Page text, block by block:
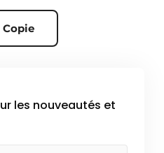
Copie
les nouveautés et